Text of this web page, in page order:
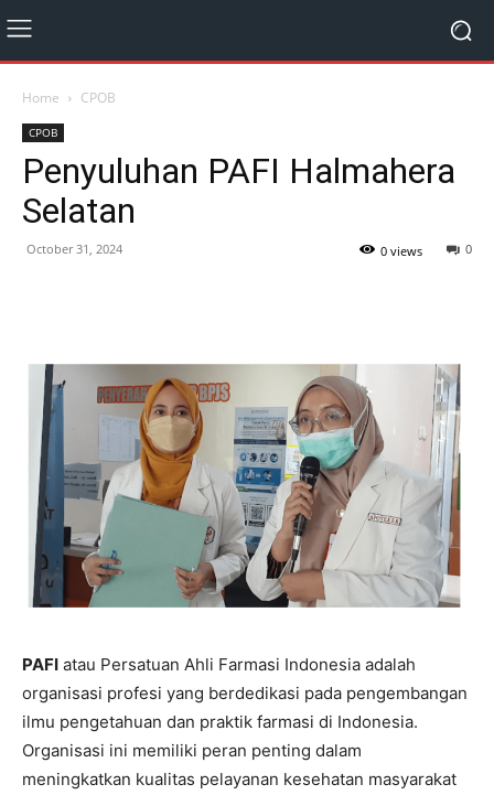
Home CPOB
CPOB
Penyuluhan PAFI Halmahera
Selatan
October 31, 2024 0
0 views
PAFI atau Persatuan Ahli Farmasi Indonesia adalah
organisasi profesi yang berdedikasi pada pengembangan
ilmu pengetahuan dan praktik farmasi di Indonesia.
Organisasi ini memiliki peran penting dalam
meningkatkan kualitas pelayanan kesehatan masyarakat